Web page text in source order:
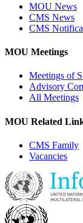
MOU News
CMS News
CMS
MOU Meetings
Meetings of
Advisory
All Meetings
MOU Related
CMS Family
Vacancies